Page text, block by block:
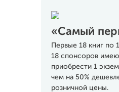
«Самый
Первые 18 книг по
18 спонсоров
приобрести 1
чем на 50%
розничной цены.